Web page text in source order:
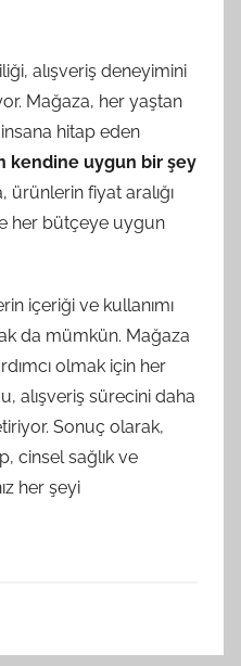
alışveriş deneyimini
Mağaza, her yaştan
hitap eden
kendine uygun bir şey
ürünlerin fiyat aralığı
her bütçeye uygun
içeriği ve kullanımı
da mümkün. Mağaza
olmak için her
alışveriş sürecini daha
Sonuç olarak,
cinsel sağlık ve
her şeyi